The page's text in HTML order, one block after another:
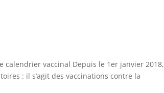
Le calendrier vaccinal Depuis le 1er janvier 2018,
: il s’agit des vaccinations contre la